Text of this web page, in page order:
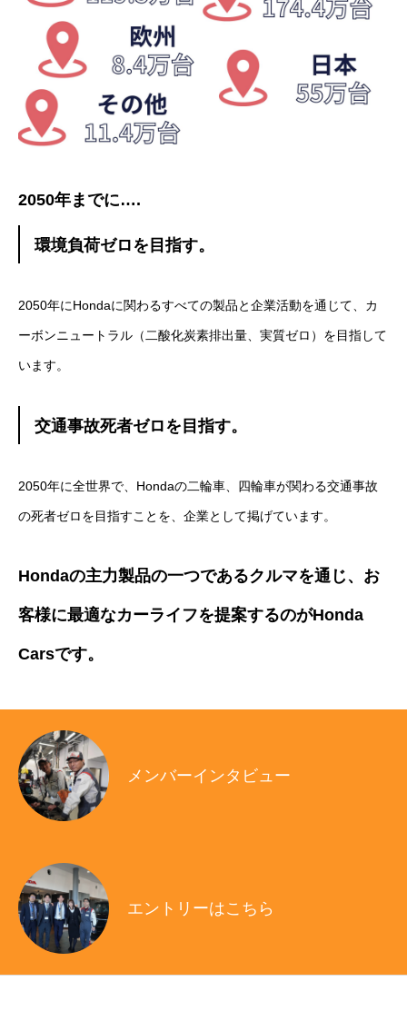
2050年までに….
環境負荷ゼロを目指す。
2050年にHondaに関わるすべての製品と企業活動を通じて、カ
ーボンニュートラル（二酸化炭素排出量、実質ゼロ）を目指して
います。
交通事故死者ゼロを目指す。
2050年に全世界で、Hondaの二輪車、四輪車が関わる交通事故
の死者ゼロを目指すことを、企業として掲げています。
Hondaの主力製品の一つであるクルマを通じ、お
客様に最適なカーライフを提案するのがHonda
Carsです。
メンバーインタビュー
エントリーはこちら